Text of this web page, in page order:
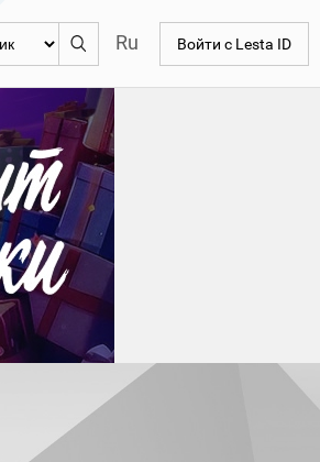
Ru Войти с Lesta ID